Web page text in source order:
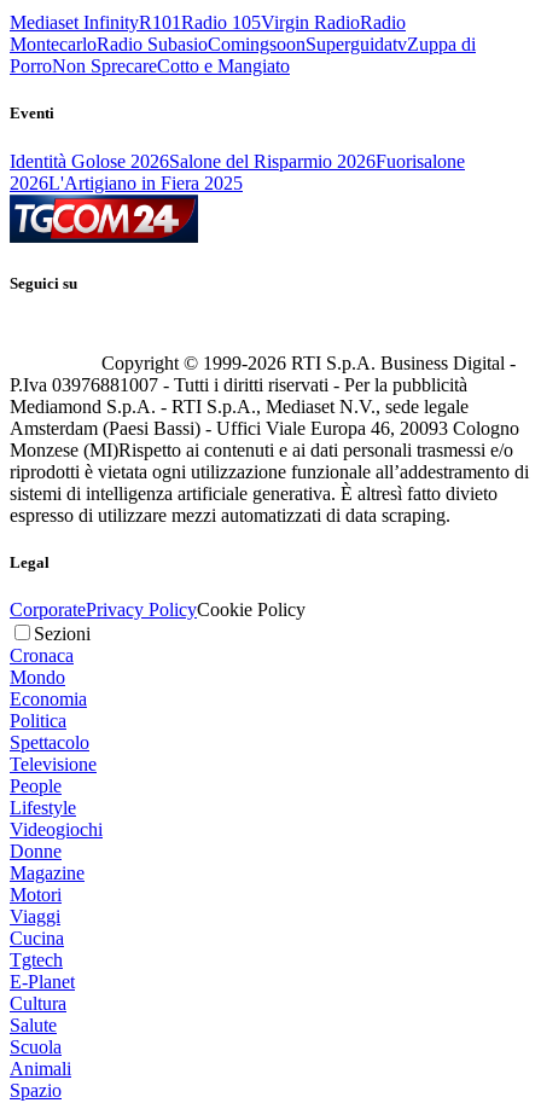
Mediaset InfinityR101Radio 105Virgin RadioRadio
MontecarloRadio SubasioComingsoonSuperguidatvZuppa di
PorroNon SprecareCotto e Mangiato
Eventi
Identità Golose 2026Salone del Risparmio 2026Fuorisalone
2026L'Artigiano in Fiera 2025
Seguici su
Copyright © 1999-2026 RTI S.p.A. Business Digital -
P.Iva 03976881007 - Tutti i diritti riservati - Per la pubblicità
Mediamond S.p.A. - RTI S.p.A., Mediaset N.V., sede legale
Amsterdam (Paesi Bassi) - Uffici Viale Europa 46, 20093 Cologno
Monzese (MI)Rispetto ai contenuti e ai dati personali trasmessi e/o
riprodotti è vietata ogni utilizzazione funzionale all’addestramento di
sistemi di intelligenza artificiale generativa. È altresì fatto divieto
espresso di utilizzare mezzi automatizzati di data scraping.
Legal
CorporatePrivacy PolicyCookie Policy
Sezioni
Cronaca
Mondo
Economia
Politica
Spettacolo
Televisione
People
Lifestyle
Videogiochi
Donne
Magazine
Motori
Viaggi
Cucina
Tgtech
E-Planet
Cultura
Salute
Scuola
Animali
Spazio